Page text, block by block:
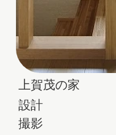
上賀茂の家
設計
撮影